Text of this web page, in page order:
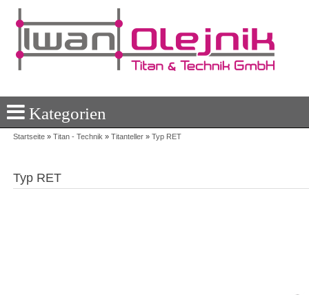
Kategorien
Startseite »Titan - Technik »Titanteller »Typ RET
Typ RET